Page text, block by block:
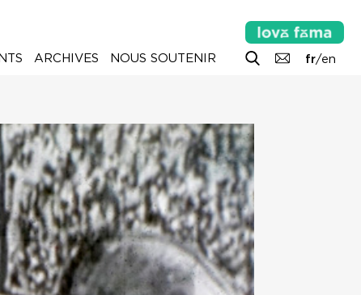
fr/en
ARCHIVES NOUS SOUTENIR